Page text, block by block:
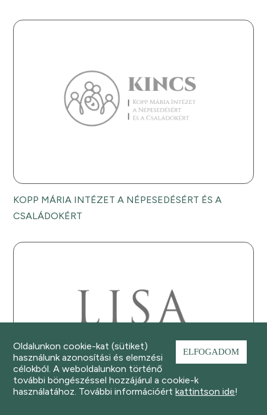
KOPP MÁRIA INTÉZET A NÉPESEDÉSÉRT ÉS A
CSALÁDOKÉRT
ELFOGADOM
Oldalunkon cookie-kat (sütiket)
használunk azonosítási és elemzési
célokból. A weboldalunkon történő
további böngészéssel hozzájárul a cookie-k
használatához. További információértkattintson ide!